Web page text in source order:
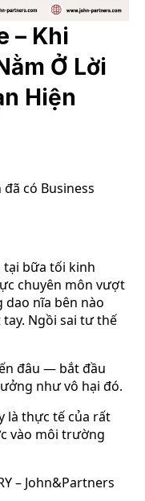
– Khi
Ở Lời
Hiện
có Business
tại bữa tối kinh
chuyên môn vượt
nĩa bên nào
Ngồi sai tư thế
đâu — bắt đầu
như vô hại đó.
là thực tế của rất
vào môi trường
– John&Partners